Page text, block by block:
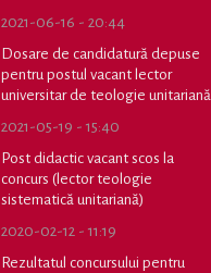
2021-06-16 - 20:44
Dosare de candidatură depuse
pentru postul vacant lector
universitar de teologie unitariană
2021-05-19 - 15:40
Post didactic vacant scos la
concurs (lector teologie
sistematică unitariană)
2020-02-12 - 11:19
Rezultatul concursului pentru